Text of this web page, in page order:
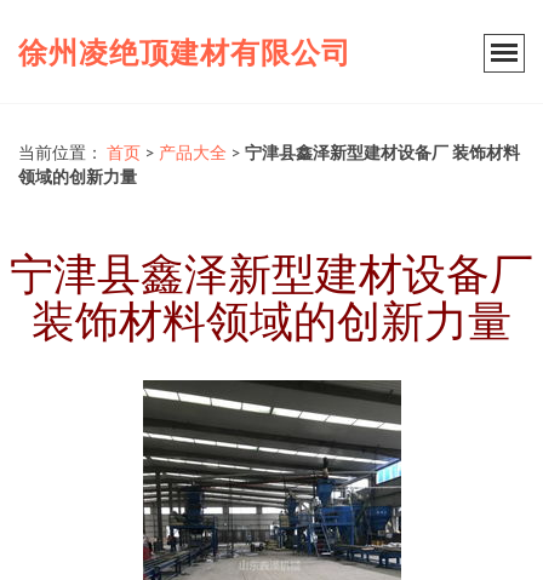
徐州凌绝顶建材有限公司
当前位置： 首页 > 产品大全 > 宁津县鑫泽新型建材设备厂 装饰材料
领域的创新力量
宁津县鑫泽新型建材设备厂
装饰材料领域的创新力量